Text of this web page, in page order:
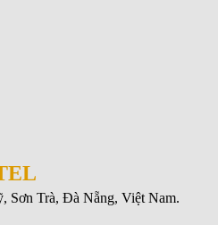
Sơn Trà, Đà Nẵng, Việt Nam.